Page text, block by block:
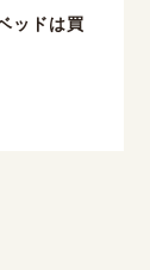
ッドは買